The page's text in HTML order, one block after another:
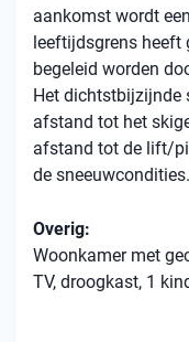
aankomst wordt
leeftijdsgrens heeft
begeleid worden
Het dichtstbijzijnde
afstand tot het
afstand tot de lift/
de sneeuwcondities.
Overig:
Woonkamer met
TV, droogkast, 1